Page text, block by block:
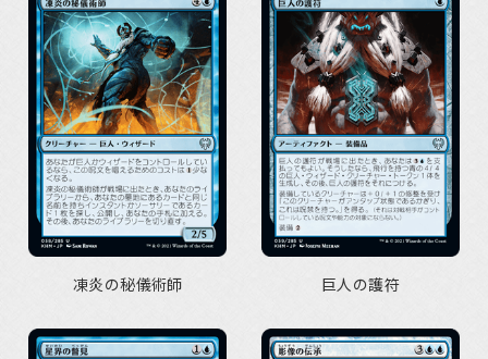
凍炎の秘儀術師 巨人の護符